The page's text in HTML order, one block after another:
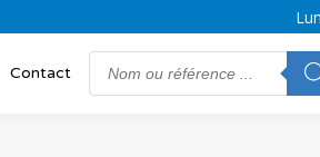
Contact
Search
for: